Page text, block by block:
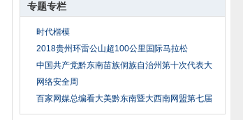
专题专栏
时代楷模
2018贵州环雷公山超100公里国际马拉松
中国共产党黔东南苗族侗族自治州第十次代表大
网络安全周
百家网媒总编看大美黔东南暨大西南网盟第七届